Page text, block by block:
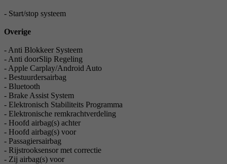
- Start/stop systeem
Overige
- Anti Blokkeer Systeem
- Anti doorSlip Regeling
- Apple Carplay/Android Auto
- Bestuurdersairbag
- Bluetooth
- Brake Assist System
- Elektronisch Stabiliteits Programma
- Elektronische remkrachtverdeling
- Hoofd airbag(s) achter
- Hoofd airbag(s) voor
- Passagiersairbag
- Rijstrooksensor met correctie
- Zij airbag(s) voor